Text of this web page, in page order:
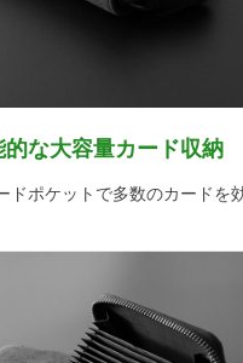
的な大容量カード収納
ドポケットで多数のカードを